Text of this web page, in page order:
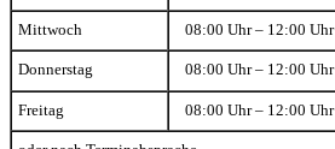
Mittwoch 08:00 Uhr – 12:00 Uhr
Donnerstag 08:00 Uhr – 12:00 Uhr
Freitag 08:00 Uhr – 12:00 Uhr